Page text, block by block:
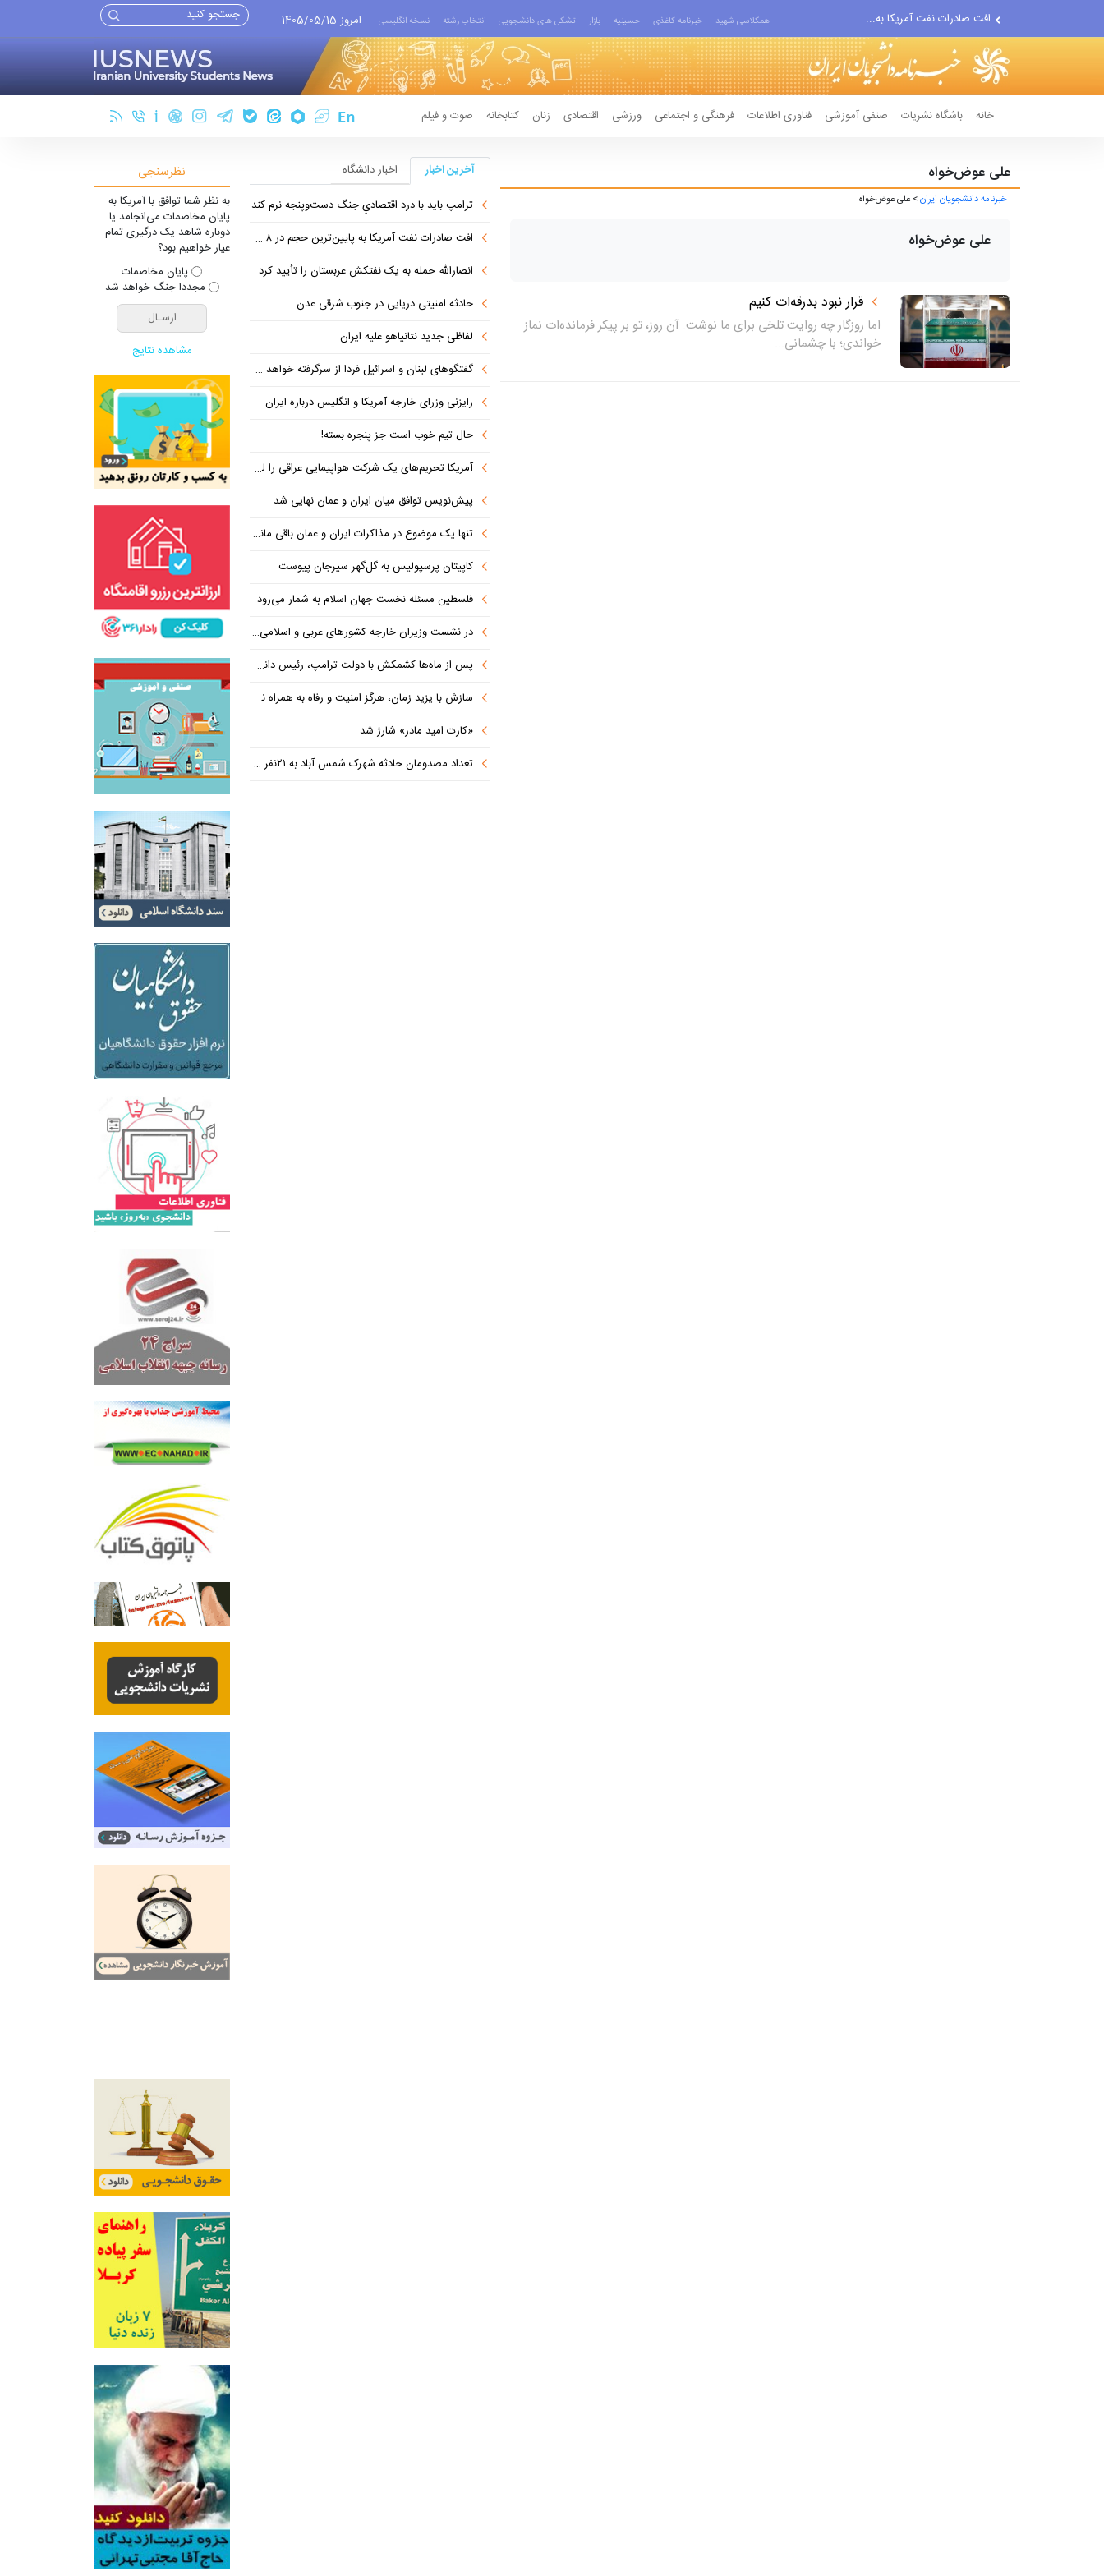
انصارالله حمله به یک نفتکش...
حادثه امنیتی دریایی در جنوب...
همکلاسی شهید خبرنامه کاغذی حسینیه بازار تشکل های دانشجویی انتخاب رشته نسخه انگلیسی امروز 1405/05/15
خانه باشگاه نشریات صنفی آموزشی فناوری اطلاعات فرهنگی و اجتماعی ورزشی اقتصادی زنان کتابخانه صوت و فیلم
علی عوض‌خواه
خبرنامه دانشجویان ایران> علی عوض‌خواه
علی عوض‌خواه
قرار نبود بدرقه‌ات کنیم
اما روزگار چه روایت تلخی برای ما نوشت. آن روز، تو بر پیکر فرمانده‌ات نماز
خواندی؛ با چشمانی...
آخرین اخبار
اخبار دانشگاه
ترامپ باید با درد اقتصادیِ جنگ دست‌و‌پنجه نرم کند
افت صادرات نفت آمریکا به پایین‌ترین حجم در ۸ ماه اخیر
انصارالله حمله به یک نفتکش عربستان را تأیید کرد
حادثه امنیتی دریایی در جنوب شرقی عدن
لفاظی جدید نتانیاهو علیه ایران
گفتگوهای لبنان و اسرائیل فردا از سرگرفته خواهد شد!
رایزنی وزرای خارجه آمریکا و انگلیس درباره ایران
حال تیم خوب است جز پنجره بسته!
آمریکا تحریم‌های یک شرکت هواپیمایی عراقی را لغو کرد
پیش‌نویس توافق میان ایران و عمان نهایی شد
تنها یک موضوع در مذاکرات ایران و عمان باقی مانده است
کاپیتان پرسپولیس به گل‌گهر سیرجان پیوست
فلسطین مسئله نخست جهان اسلام به شمار می‌رود
در نشست وزیران خارجه کشورهای عربی و اسلامی در امان چه گذشت؟
پس از ماه‌ها کشمکش با دولت ترامپ، رئیس دانشگاه براون کنار می‌رود
سازش با یزید زمان، هرگز امنیت و رفاه به همراه نداشته است
«کارت امید مادر» شارژ شد
تعداد مصدومان حادثه شهرک شمس آباد به ۲۱نفر رسید
نظرسنجی
به نظر شما توافق با آمریکا به
پایان مخاصمات می‌انجامد یا
دوباره شاهد یک درگیری تمام
عیار خواهیم بود؟
پایان مخاصمات
مجددا جنگ خواهد شد
مشاهده نتایج